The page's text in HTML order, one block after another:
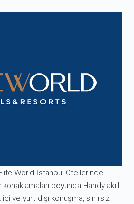
World İstanbul Otellerinde
boyunca Handy akıllı
ve yurt dışı konuşma, sınırsız